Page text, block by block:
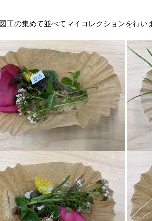
工の集めて並べてマイコレクションを行い